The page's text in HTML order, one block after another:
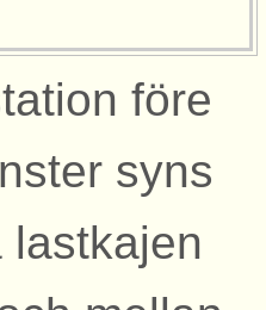
före
syns
lastkajen